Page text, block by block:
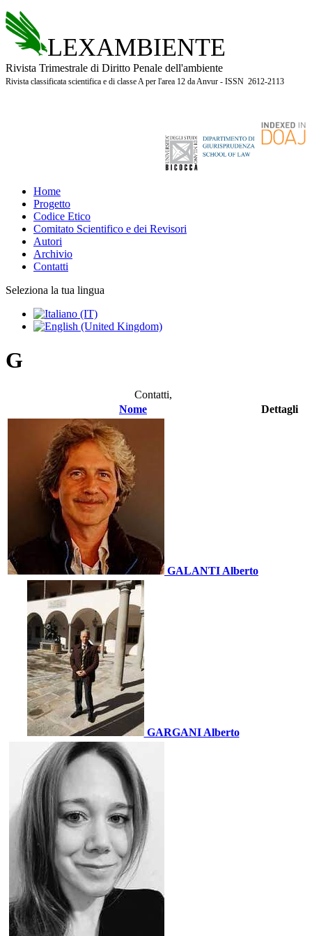
LEXAMBIENTE
Rivista Trimestrale di Diritto Penale dell'ambiente
Rivista classificata scientifica e di classe A per l'area 12 da Anvur - ISSN 2612-2113
Home
Progetto
Codice Etico
Comitato Scientifico e dei Revisori
Autori
Archivio
Contatti
Seleziona la tua lingua
G
Contatti,
Nome
Dettagli
GALANTI Alberto
GARGANI Alberto